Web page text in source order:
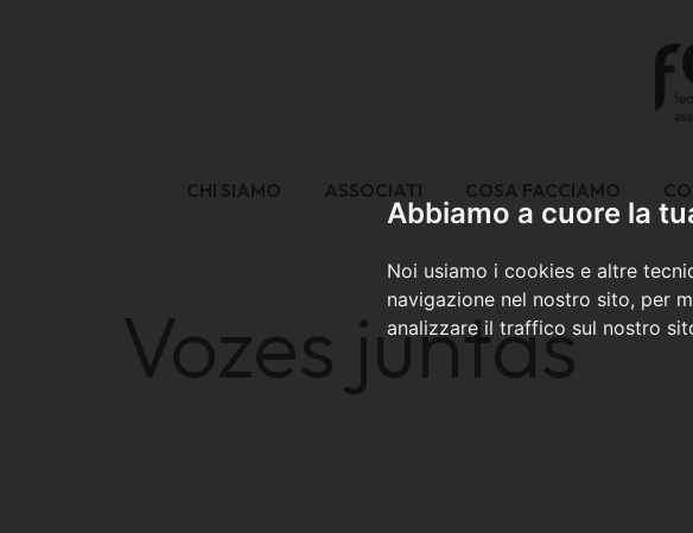
Abbiamo a cuore la
Noi usiamo i cookies e altre
navigazione nel nostro sito, per
analizzare il traffico sul nostro
CHI SIAMO ASSOCIATI COSA FACCIAMO
Vozes juntas